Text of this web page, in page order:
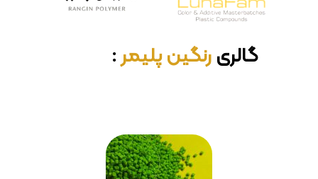
گالریرنگین پلیمر: